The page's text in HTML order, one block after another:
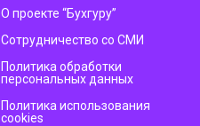
О проекте “Бухгуру”
Сотрудничество со СМИ
Политика обработки
персональных данных
Политика использования
cookies